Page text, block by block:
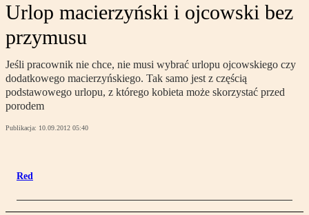
Urlop macierzyński i ojcowski bez
przymusu
Jeśli pracownik nie chce, nie musi wybrać urlopu ojcowskiego czy
dodatkowego macierzyńskiego. Tak samo jest z częścią
podstawowego urlopu, z którego kobieta może skorzystać przed
porodem
Publikacja: 10.09.2012 05:40
Red